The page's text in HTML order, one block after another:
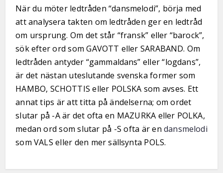
När du möter ledtråden “dansmelodi”, börja med
att analysera takten om ledtråden ger en ledtråd
om ursprung. Om det står “fransk” eller “barock”,
sök efter ord som GAVOTT eller SARABAND. Om
ledtråden antyder “gammaldans” eller “logdans”,
är det nästan uteslutande svenska former som
HAMBO, SCHOTTIS eller POLSKA som avses. Ett
annat tips är att titta på ändelserna; om ordet
slutar på -A är det ofta en MAZURKA eller POLKA,
medan ord som slutar på -S ofta är endansmelodi
som VALS eller den mer sällsynta POLS.